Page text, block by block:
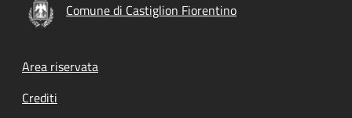
Comune di Castiglion Fiorentino
Footer menu
Area riservata
Crediti